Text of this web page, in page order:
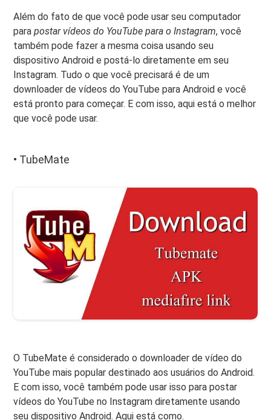
Além do fato de que você pode usar seu computador
para postar vídeos do YouTube para o Instagram, você
também pode fazer a mesma coisa usando seu
dispositivo Android e postá-lo diretamente em seu
Instagram. Tudo o que você precisará é de um
downloader de vídeos do YouTube para Android e você
está pronto para começar. E com isso, aqui está o melhor
que você pode usar.
• TubeMate
O TubeMate é considerado o downloader de vídeo do
YouTube mais popular destinado aos usuários do Android.
E com isso, você também pode usar isso para postar
vídeos do YouTube no Instagram diretamente usando
seu dispositivo Android. Aqui está como.